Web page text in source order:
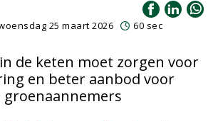
25 maart 2026 60 sec
de keten moet zorgen voor
en beter aanbod voor
groenaannemers